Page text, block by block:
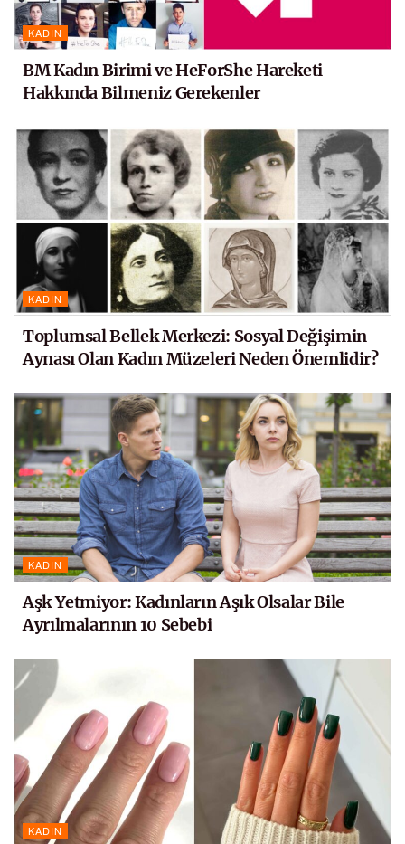
KADIN
BM Kadın Birimi ve HeForShe Hareketi
Hakkında Bilmeniz Gerekenler
KADIN
Toplumsal Bellek Merkezi: Sosyal Değişimin
Aynası Olan Kadın Müzeleri Neden Önemlidir?
KADIN
Aşk Yetmiyor: Kadınların Aşık Olsalar Bile
Ayrılmalarının 10 Sebebi
KADIN